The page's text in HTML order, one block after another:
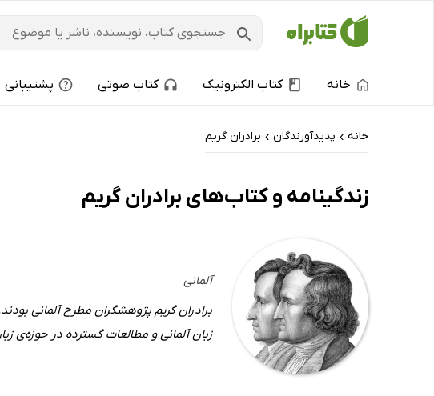
خانه کتاب الکترونیک کتاب صوتی پشتیبانی
خانه › پدیدآورندگان › برادران گریم
زندگینامه و کتاب‌های برادران گریم
آلمانی
برادران گریم پژوهشگران مطرح آلمانی
زبان آلمانی و مطالعات گسترده در حوزه‌ی